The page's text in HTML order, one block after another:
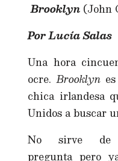
Brooklyn (John
Por Lucía Salas
Una hora
ocre. Brooklynes
chica irlandesa
Unidos a buscar
No sirve de
pregunta pero